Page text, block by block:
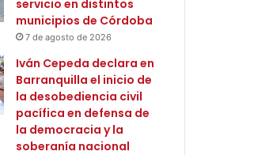
servicio en distintos
municipios de Córdoba
7 de agosto de 2026
Iván Cepeda declara en
Barranquilla el inicio de
la desobediencia civil
pacífica en defensa de
la democracia y la
soberanía nacional